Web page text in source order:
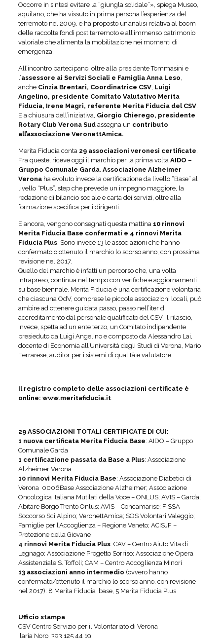
Occorre in sintesi evitare la “giungla solidale”», spiega Museo,
aquilano, che ha vissuto in prima persona l’esperienza del
terremoto nel 2009, e ha proposto un’analisi relativa al boom
delle raccolte fondi post terremoto e all’immenso patrimonio
valoriale che alimenta la mobilitazione nei momenti di
emergenza.
All’incontro partecipano, oltre alla presidente Tommasini e
l’assessore ai Servizi Sociali e Famiglia Anna Leso,
ancheCinzia Brentari, Coordinatrice CSV, Luigi
Angelino, presidente Comitato Valutativo Merita
Fiducia, Irene Magri, referente Merita Fiducia del CSV.
E a chiusura dell’iniziativa, Giorgio Chierego, presidente
Rotary Club Verona Sudassegna un contributo
all’associazione VeronettAmica.
Merita Fiducia conta 29 associazioni veronesi certificate.
Fra queste, riceve oggi il marchio per la prima volta AIDO –
Gruppo Comunale Garda. Associazione Alzheimer
Veronaha evoluto invece la certificazione da livello “Base” al
livello “Plus”, step che prevede un impegno maggiore, la
redazione di bilancio sociale e carta dei servizi, oltre alla
formazione specifica per i dirigenti.
E ancora, vengono consegnati questa mattina 10 rinnovi
Merita Fiducia Base confermati e 4 rinnovi Merita
Fiducia Plus. Sono invece 13 le associazioni che hanno
confermato o ottenuto il marchio lo scorso anno, con prossima
revisione nel 2017.
Quello del marchio è infatti un percorso che, una volta
intrapreso, continua nel tempo con verifiche e aggiornamenti
su base biennale. Merita Fiducia è una certificazione volontaria
che ciascuna OdV, comprese le piccole associazioni locali, può
ambire ad ottenere guidata passo, passo nell’iter di
accreditamento dal personale qualificato del CSV. Il rilascio,
invece, spetta ad un ente terzo, un Comitato indipendente
presieduto da Luigi Angelino e composto da Alessandro Lai,
docente di Economia all’Università degli Studi di Verona, Mario
Ferrarese, auditor per i sistemi di qualità e valutatore.
Il registro completo delle associazioni certificate è
online: www.meritafiducia.it.
29 ASSOCIAZIONI TOTALI CERTIFICATE DI CUI:
1 nuova certificata Merita Fiducia Base: AIDO – Gruppo
Comunale Garda
1 certificazione passata da Base a Plus: Associazione
Alzheimer Verona
10 rinnovi Merita Fiducia Base: Associazione Diabetici di
Verona 0006Base Associazione Alzheimer; Associazione
Oncologica Italiana Mutilati della Voce – ONLUS; AVIS – Garda;
Abitare Borgo Trento Onlus; AVIS – Concamarise; FISSA
Soccorso Sci Alpino; VeronettAmica; SOS Volontari Valeggio;
Famiglie per l’Accoglienza – Regione Veneto; ACISJF –
Protezione della Giovane
4 rinnovi Merita Fiducia Plus: CAV – Centro Aiuto Vita di
Legnago; Associazione Progetto Sorriso; Associazione Opera
Assistenziale S. Toffoli; CAM – Centro Accoglienza Minori
13 associazioni anno intermedio (ovvero hanno
confermato/ottenuto il marchio lo scorso anno, con revisione
nel 2017): 8 Merita Fiducia base, 5 Merita Fiducia Plus
Ufficio stampa
CSV Centro Servizio per il Volontariato di Verona
Ilaria Noro 393 125 44 19